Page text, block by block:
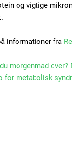
og vigtige
informationer fra
morgenmad
for metabolisk